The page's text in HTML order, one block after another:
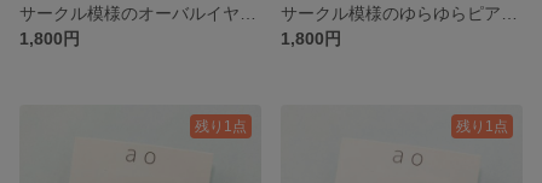
1,800円
1,800円
残り1点 残り1点